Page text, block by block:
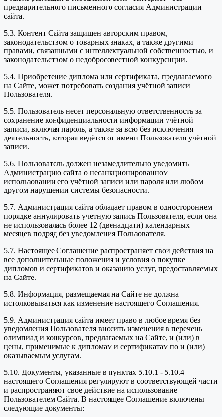
предварительного письменного согласия Администрации
сайта.
5.3. Контент Сайта защищен авторским правом,
законодательством о товарных знаках, а также другими
правами, связанными с интеллектуальной собственностью, и
законодательством о недобросовестной конкуренции.
5.4. Приобретение диплома или сертификата, предлагаемого
на Сайте, может потребовать создания учётной записи
Пользователя.
5.5. Пользователь несет персональную ответственность за
сохранение конфиденциальности информации учётной
записи, включая пароль, а также за всю без исключения
деятельность, которая ведётся от имени Пользователя учётной
записи.
5.6. Пользователь должен незамедлительно уведомить
Администрацию сайта о несанкционированном
использовании его учётной записи или пароля или любом
другом нарушении системы безопасности.
5.7. Администрация сайта обладает правом в одностороннем
порядке аннулировать учетную запись Пользователя, если она
не использовалась более 12 (двенадцати) календарных
месяцев подряд без уведомления Пользователя.
5.7. Настоящее Соглашение распространяет свои действия на
все дополнительные положения и условия о покупке
дипломов и сертификатов и оказанию услуг, предоставляемых
на Сайте.
5.8. Информация, размещаемая на Сайте не должна
истолковываться как изменение настоящего Соглашения.
5.9. Администрация сайта имеет право в любое время без
уведомления Пользователя вносить изменения в перечень
олимпиад и конкурсов, предлагаемых на Сайте, и (или) в
цены, применимые к дипломам и сертификатам по и (или)
оказываемым услугам.
5.10. Документы, указанные в пунктах 5.10.1 - 5.10.4
настоящего Соглашения регулируют в соответствующей части
и распространяют свое действие на использование
Пользователем Сайта. В настоящее Соглашение включены
следующие документы: